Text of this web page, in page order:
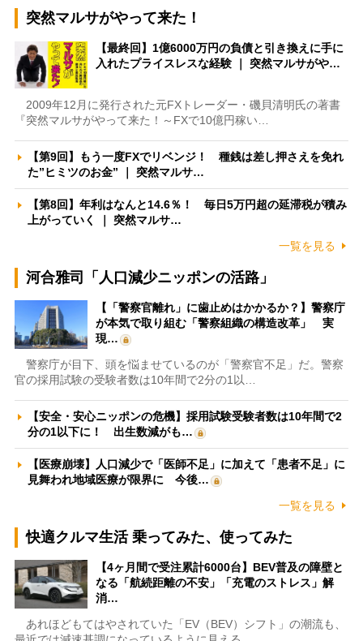
突然マルサがやって来た！
【最終回】1億6000万円の負債と引き換えに手に
入れたプライスレスな経験 ｜ 突然マルサがや…
2009年12月に発行された元FXトレーダー・磯貝清明氏の著書
『突然マルサがやって来た！～FXで10億円稼い…
【第9回】もう一度FXでリベンジ！ 種銭は差し押さえを免れ
た”ヒミツのお金” ｜ 突然マルサ…
【第8回】年利はなんと14.6％！ 毎日5万円超の延滞税が積み
上がっていく ｜ 突然マルサ…
一覧を見る
河合雅司「人口減少ニッポンの活路」
【「警察官離れ」に歯止めはかかるか？】警察庁
が本気で取り組む「警察組織の構造改革」 実
現…
警察庁が目下、頭を悩ませているのが「警察官不足」だ。警察
官の採用試験の受験者数は10年間で2分の1以…
【安全・安心ニッポンの危機】採用試験受験者数は10年間で2
分の1以下に！ 出生数減がも…
【医療崩壊】人口減少で「医師不足」に加えて「患者不足」に
見舞われ地域医療が限界に 今後…
一覧を見る
快適クルマ生活 乗ってみた、使ってみた
【4ヶ月間で受注累計6000台】BEV普及の障壁と
なる「航続距離の不安」「充電のストレス」解
消…
あれほどもてはやされていた「EV（BEV）シフト」の潮流も、